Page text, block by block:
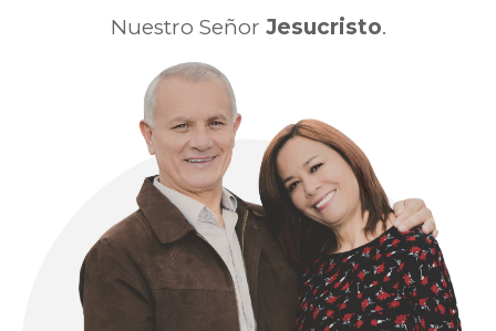
Nuestro Señor Jesucristo.